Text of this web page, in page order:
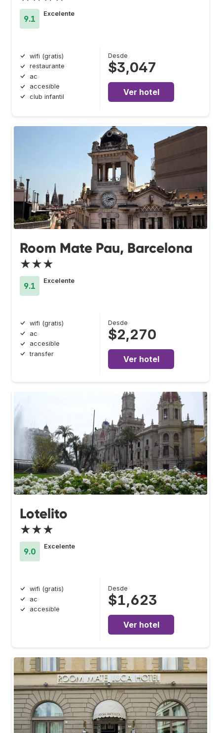
9.1
Excelente
wifi (gratis)
restaurante
ac
accesible
club infantil
Desde
$3,047
Ver hotel
Room Mate Pau, Barcelona
★★★
9.1
Excelente
wifi (gratis)
ac
accesible
transfer
Desde
$2,270
Ver hotel
Lotelito
★★★
9.0
Excelente
wifi (gratis)
ac
accesible
Desde
$1,623
Ver hotel